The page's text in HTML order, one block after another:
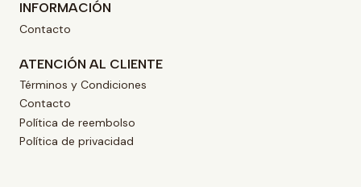
INFORMACIÓN
Contacto
ATENCIÓN AL CLIENTE
Términos y Condiciones
Contacto
Política de reembolso
Política de privacidad